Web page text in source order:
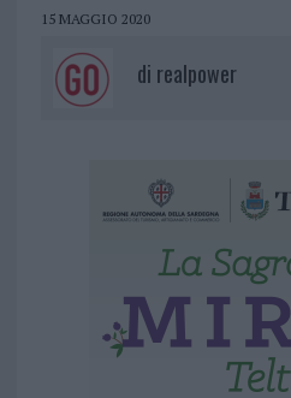
15 MAGGIO 2020
di realpower